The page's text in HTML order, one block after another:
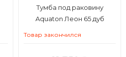
Тумба под раковину
Aquaton Леон 65 дуб
Товар закончился